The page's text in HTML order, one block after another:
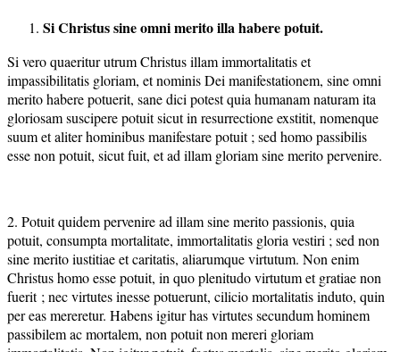
Si Christus sine omni merito illa habere potuit.
Si vero quaeritur utrum Christus illam immortalitatis et
impassibilitatis gloriam, et nominis Dei manifestationem, sine omni
merito habere potuerit, sane dici potest quia humanam naturam ita
gloriosam suscipere potuit sicut in resurrectione exstitit, nomenque
suum et aliter hominibus manifestare potuit ; sed homo passibilis
esse non potuit, sicut fuit, et ad illam gloriam sine merito pervenire.
2. Potuit quidem pervenire ad illam sine merito passionis, quia
potuit, consumpta mortalitate, immortalitatis gloria vestiri ; sed non
sine merito iustitiae et caritatis, aliarumque virtutum. Non enim
Christus homo esse potuit, in quo plenitudo virtutum et gratiae non
fuerit ; nec virtutes inesse potuerunt, cilicio mortalitatis induto, quin
per eas mereretur. Habens igitur has virtutes secundum hominem
passibilem ac mortalem, non potuit non mereri gloriam